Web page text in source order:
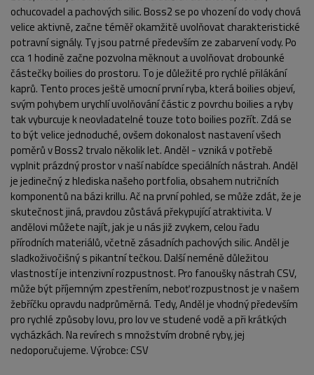
POPIS PRODUKTU
ochucovadel a pachových silic. Boss2 se po vhození do vody chová
velice aktivně, začne téměř okamžitě uvolňovat charakteristické
potravní signály. Ty jsou patrné především ze zabarvení vody. Po
cca 1 hodině začne pozvolna měknout a uvolňovat drobounké
částečky boilies do prostoru. To je důležité pro rychlé přilákání
kaprů. Tento proces ještě umocní první ryba, která boilies objeví,
svým pohybem urychlí uvolňování částic z povrchu boilies a ryby
tak vyburcuje k neovladatelné touze toto boilies pozřít. Zdá se
to být velice jednoduché, ovšem dokonalost nastavení všech
poměrů v Boss2 trvalo několik let. Anděl - vzniká v potřebě
vyplnit prázdný prostor v naší nabídce speciálních nástrah. Anděl
je jedinečný z hlediska našeho portfolia, obsahem nutričních
komponentů na bázi krillu. Ač na první pohled, se může zdát, že je
skutečnost jiná, pravdou zůstává překypující atraktivita. V
andělovi můžete najít, jak je u nás již zvykem, celou řadu
přírodních materiálů, včetně zásadních pachových silic. Anděl je
sladkoživočišný s pikantní tečkou. Další neméně důležitou
vlastností je intenzivní rozpustnost. Pro fanoušky nástrah CSV,
může být příjemným zpestřením, neboť rozpustnost je v našem
žebříčku opravdu nadprůměrná. Tedy, Anděl je vhodný především
pro rychlé způsoby lovu, pro lov ve studené vodě a při krátkých
vycházkách. Na revírech s množstvím drobné ryby, jej
nedoporučujeme. Výrobce: CSV